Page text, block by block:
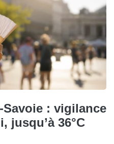
Savoie : vigilance
jusqu’à 36°C